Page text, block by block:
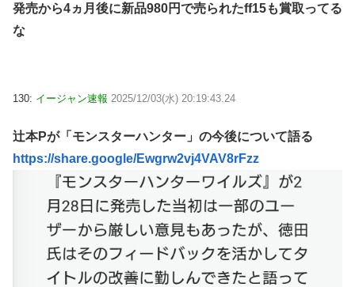
発売から4ヵ月後に新品980円で売られたff15も賞取ってる
な
130: イージャン速報 2025/12/03(水) 20:19:43.24
辻本Pが「モンスターハンター」の今後について語る
https://share.google/Ewgrw2vj4VAV8rFzz